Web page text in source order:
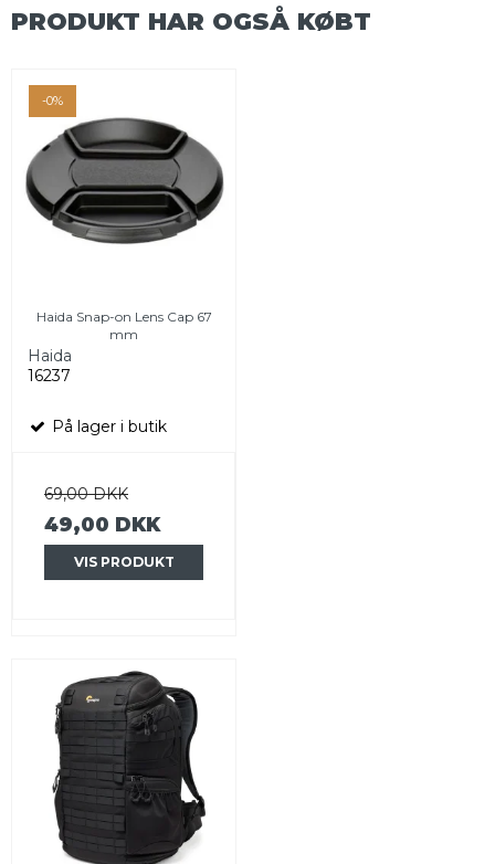
PRODUKT HAR OGSÅ KØBT
-0%
Haida Snap-on Lens Cap 67
mm
Haida
16237
På lager i butik
69,00 DKK
49,00 DKK
VIS PRODUKT